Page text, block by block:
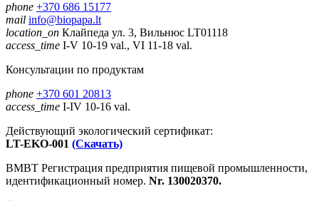
phone +370 686 15177
mail info@biopapa.lt
location_on Клайпеда ул. 3, Вильнюс LT01118
access_time I-V 10-19 val., VI 11-18 val.
Консультации по продуктам
phone +370 601 20813
access_time I-IV 10-16 val.
Действующий экологический сертификат:
LT-EKO-001 (Скачать)
ВМВТ Регистрация предприятия пищевой промышленности,
идентификационный номер. Nr. 130020370.